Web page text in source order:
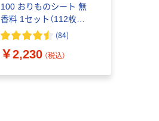
100 おりものシート 無
香料 1セット（112枚入
×3） パンティライナー
(84)
￥2,230 （税込）